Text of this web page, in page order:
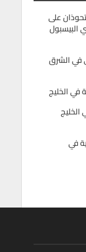
على
البيسبول
في الشرق
الخليج
في